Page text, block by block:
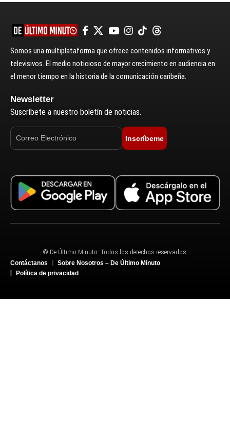
Somos una multiplataforma que ofrece contenidos informativos y
televisivos. El medio noticioso de mayor crecimiento en audiencia en
el menor tiempo en la historia de la comunicación caribeña.
Newsletter
Suscríbete a nuestro boletín de noticias.
Inscríbeme
© De Último Minuto. Todos los derechos reservados.
Contáctanos
Sobre Nosotros – De Último Minuto
Política de privacidad